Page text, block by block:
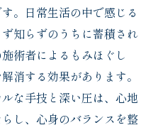
。日常生活の中で感じる
知らずのうちに蓄積され
術者によるもみほぐし
消する効果があります。
な手技と深い圧は、心地
し、心身のバランスを整